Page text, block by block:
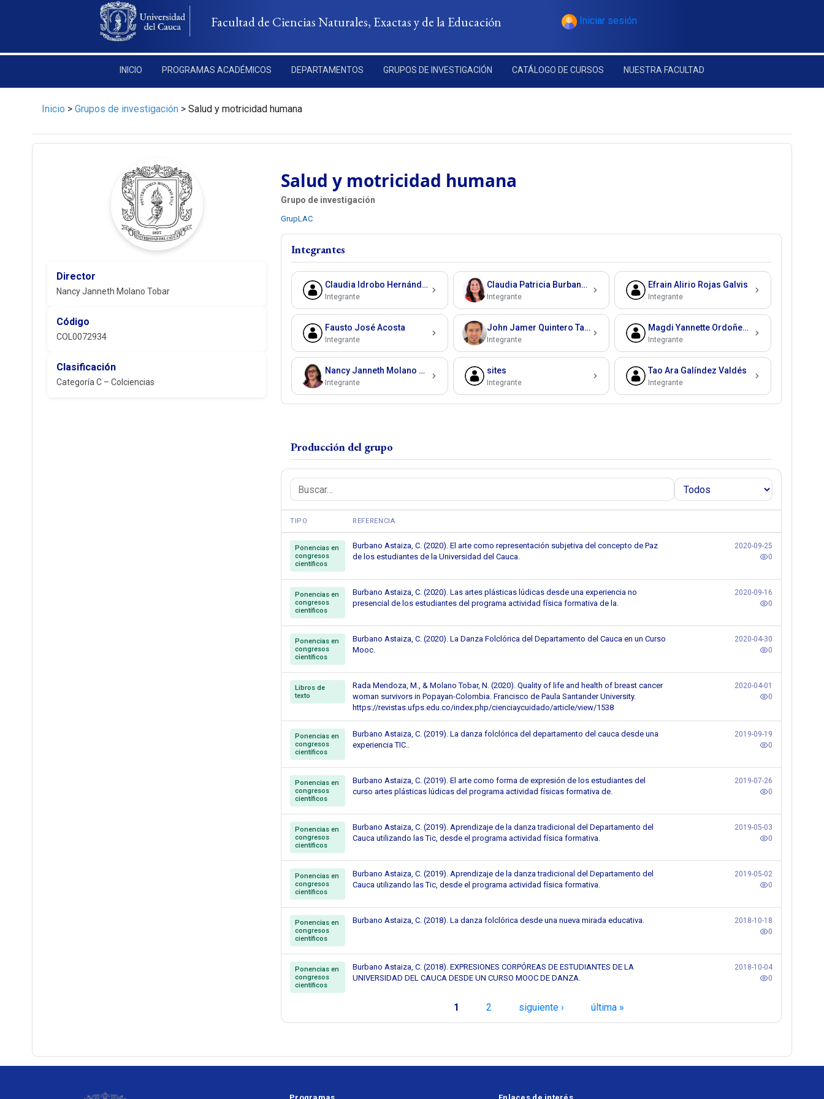
Pasar al contenido principal
Facultad de Ciencias Naturales, Exactas y de la Educación Iniciar sesión
INICIO PROGRAMAS ACADÉMICOS DEPARTAMENTOS GRUPOS DE INVESTIGACIÓN CATÁLOGO DE CURSOS NUESTRA FACULTAD
Inicio > Grupos de investigación > Salud y motricidad humana
Director
Nancy Janneth Molano Tobar
Código
COL0072934
Clasificación
Categoría C – Colciencias
Salud y motricidad humana
Grupo de investigación
GrupLAC
Integrantes
Claudia Idrobo Hernández
Integrante
Claudia Patricia Burbano Astaiza
Integrante
Efrain Alirio Rojas Galvis
Integrante
Fausto José Acosta
Integrante
John Jamer Quintero Tapia
Integrante
Magdi Yannette Ordoñez Fernández
Integrante
Nancy Janneth Molano Tobar
Integrante
sites
Integrante
Tao Ara Galíndez Valdés
Integrante
Producción del grupo
TIPO REFERENCIA
Ponencias en
congresos
científicos
Burbano Astaiza, C. (2020). El arte como representación subjetiva del concepto de Paz
de los estudiantes de la Universidad del Cauca.
2020-09-25
0
Ponencias en
congresos
científicos
Burbano Astaiza, C. (2020). Las artes plásticas lúdicas desde una experiencia no
presencial de los estudiantes del programa actividad física formativa de la.
2020-09-16
0
Ponencias en
congresos
científicos
Burbano Astaiza, C. (2020). La Danza Folclórica del Departamento del Cauca en un Curso
Mooc.
2020-04-30
0
Libros de
texto
Rada Mendoza, M., & Molano Tobar, N. (2020). Quality of life and health of breast cancer
woman survivors in Popayan-Colombia. Francisco de Paula Santander University.
https://revistas.ufps.edu.co/index.php/cienciaycuidado/article/view/1538
2020-04-01
0
Ponencias en
congresos
científicos
Burbano Astaiza, C. (2019). La danza folclórica del departamento del cauca desde una
experiencia TIC..
2019-09-19
0
Ponencias en
congresos
científicos
Burbano Astaiza, C. (2019). El arte como forma de expresión de los estudiantes del
curso artes plásticas lúdicas del programa actividad físicas formativa de.
2019-07-26
0
Ponencias en
congresos
científicos
Burbano Astaiza, C. (2019). Aprendizaje de la danza tradicional del Departamento del
Cauca utilizando las Tic, desde el programa actividad física formativa.
2019-05-03
0
Ponencias en
congresos
científicos
Burbano Astaiza, C. (2019). Aprendizaje de la danza tradicional del Departamento del
Cauca utilizando las Tic, desde el programa actividad física formativa.
2019-05-02
0
Ponencias en
congresos
científicos
Burbano Astaiza, C. (2018). La danza folclórica desde una nueva mirada educativa.
2018-10-18
0
Ponencias en
congresos
científicos
Burbano Astaiza, C. (2018). EXPRESIONES CORPÓREAS DE ESTUDIANTES DE LA
UNIVERSIDAD DEL CAUCA DESDE UN CURSO MOOC DE DANZA.
2018-10-04
0
Páginas 1 2 siguiente › última »